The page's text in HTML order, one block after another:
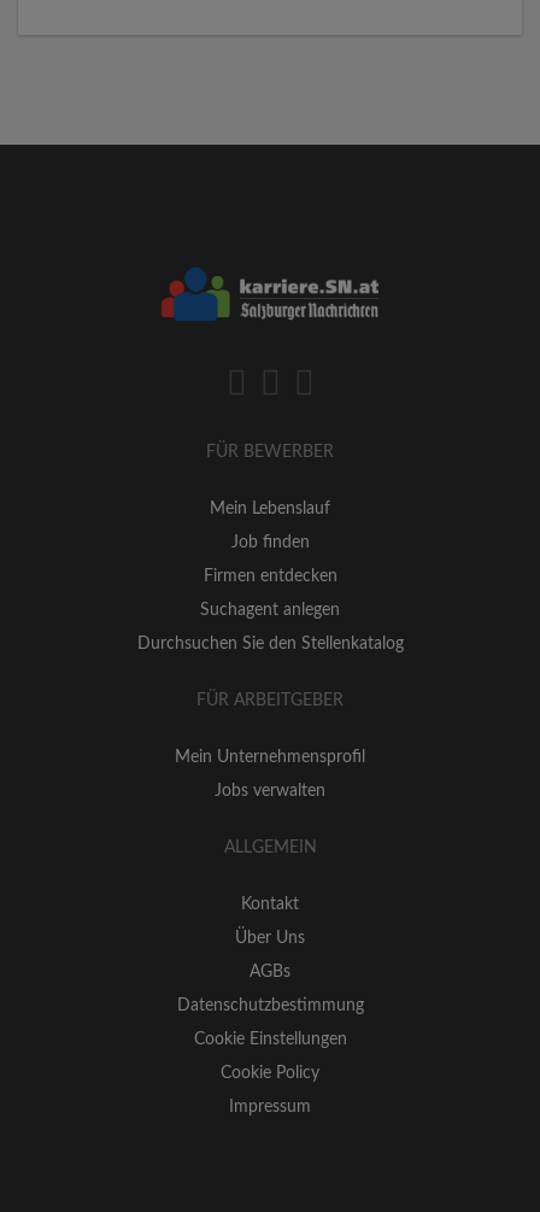
FÜR BEWERBER
Mein Lebenslauf
Job finden
Firmen entdecken
Suchagent anlegen
Durchsuchen Sie den Stellenkatalog
FÜR ARBEITGEBER
Mein Unternehmensprofil
Jobs verwalten
ALLGEMEIN
Kontakt
Über Uns
AGBs
Datenschutzbestimmung
Cookie Einstellungen
Cookie Policy
Impressum